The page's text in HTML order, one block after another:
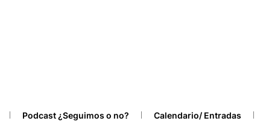
Podcast ¿Seguimos o no? Calendario/ Entradas